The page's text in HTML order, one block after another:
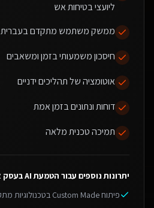
ליועצי בטיחות אש
ממשק משתמש מתקדם בעברית
חיסכון משמעותי בזמן ומשאבים
אוטומציה של תהליכים ידניים
דוחות ונתונים בזמן אמת
תמיכה טכנית מלאה
יתרונות נוספים עבור הטמעת AI בעסק או בארגון
פיתוח Custom Made בטכנולוגיות מתקדמות